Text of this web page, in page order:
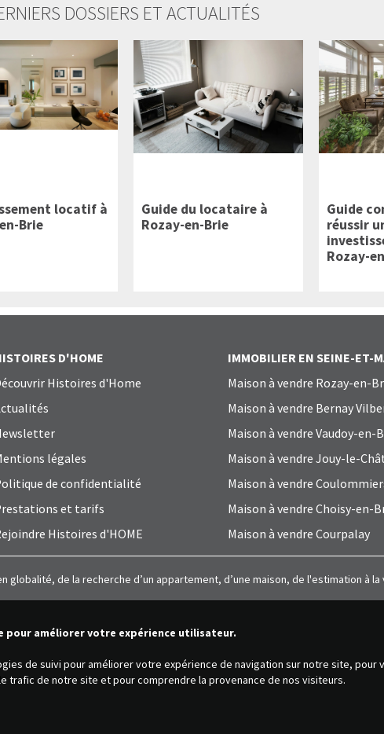
DOSSIERS ET ACTUALITÉS
locatif à
Brie
Guide du locataire à
Rozay-en-Brie
Guide
réussir
Rozay-
D'HOME
Histoires d'Home
légales
de confidentialité
et tarifs
Histoires d'HOME
IMMOBILIER EN SEINE-ET-
Maison à vendre Rozay-en-
Maison à vendre Bernay
Maison à vendre Vaudoy-en-
Maison à vendre Jouy-le-
Maison à vendre
Maison à vendre Choisy-en-
Maison à vendre Courpalay
de la recherche d’un appartement, d’une maison, de l'estimation à
pour améliorer votre expérience utilisateur.
de suivi pour améliorer votre expérience de navigation sur notre site, pour
trafic de notre site et pour comprendre la provenance de nos visiteurs.